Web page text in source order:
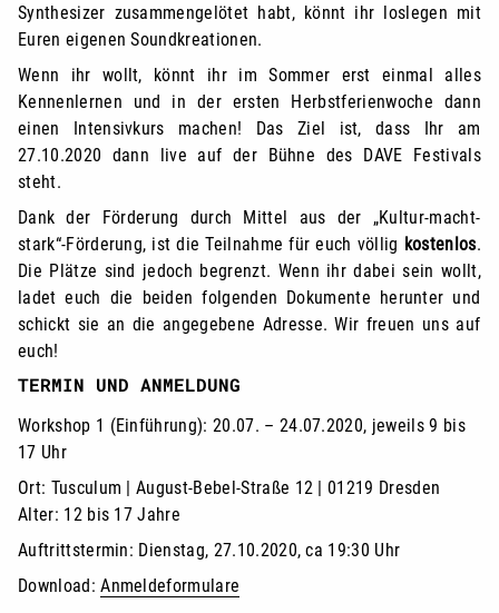
Synthesizer zusammengelötet habt, könnt ihr loslegen mit
Euren eigenen Soundkreationen.
Wenn ihr wollt, könnt ihr im Sommer erst einmal alles
Kennenlernen und in der ersten Herbstferienwoche dann
einen Intensivkurs machen! Das Ziel ist, dass Ihr am
27.10.2020 dann live auf der Bühne des DAVE Festivals
steht.
Dank der Förderung durch Mittel aus der „Kultur-macht-
stark“-Förderung, ist die Teilnahme für euch völlig kostenlos.
Die Plätze sind jedoch begrenzt. Wenn ihr dabei sein wollt,
ladet euch die beiden folgenden Dokumente herunter und
schickt sie an die angegebene Adresse. Wir freuen uns auf
euch!
TERMIN UND ANMELDUNG
Workshop 1 (Einführung): 20.07. – 24.07.2020, jeweils 9 bis
17 Uhr
Ort: Tusculum | August-Bebel-Straße 12 | 01219 Dresden
Alter: 12 bis 17 Jahre
Auftrittstermin: Dienstag, 27.10.2020, ca 19:30 Uhr
Download:Anmeldeformulare